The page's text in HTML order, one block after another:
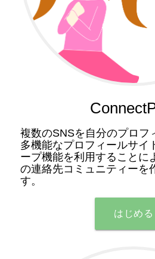
複数のSNSを自分のプロフ
多機能なプロフィールサイ
ープ機能を利用することに
の連絡先コミュニティーを
す。
はじめる